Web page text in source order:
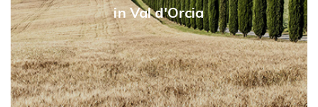
in Val d'Orcia